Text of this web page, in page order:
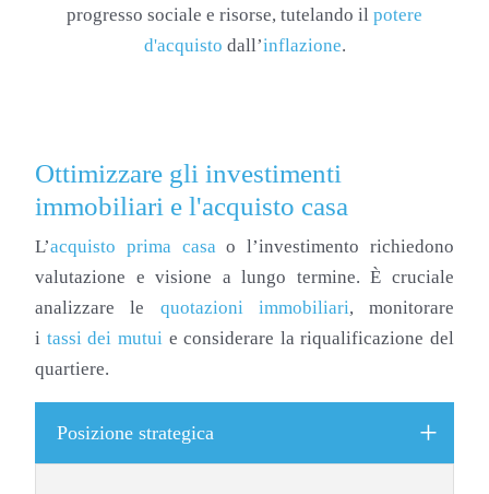
progresso sociale e risorse, tutelando il potere
d'acquisto dall’inflazione.
Ottimizzare gli investimenti
immobiliari e l'acquisto casa
L’acquisto prima casao l’investimento richiedono
valutazione e visione a lungo termine. È cruciale
analizzare le quotazioni immobiliari, monitorare
i tassi dei mutuie considerare la riqualificazione del
quartiere.
Posizione strategica